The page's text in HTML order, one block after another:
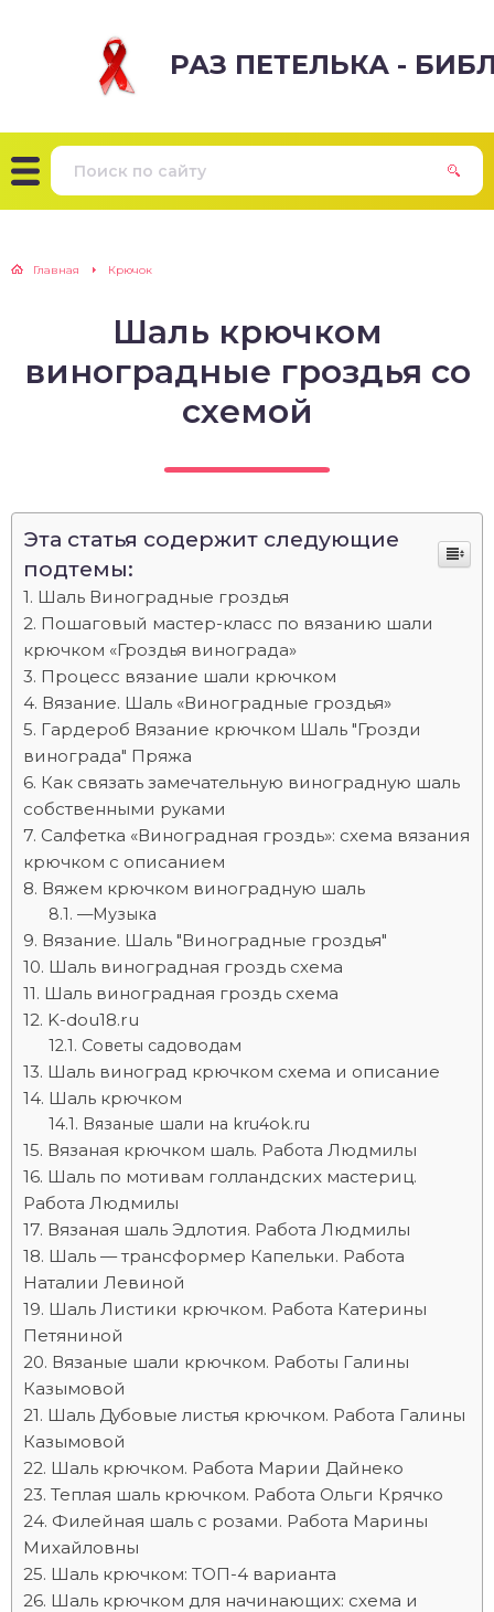
РАЗ ПЕТЕЛЬКА -
Главная Крючок
Шаль крючком
виноградные гроздья со
схемой
Эта статья содержит следующие
подтемы:
Шаль Виноградные гроздья
Пошаговый мастер-класс по вязанию шали
крючком «Гроздья винограда»
Процесс вязание шали крючком
Вязание. Шаль «Виноградные гроздья»
Гардероб Вязание крючком Шаль "Грозди
винограда" Пряжа
Как связать замечательную виноградную шаль
собственными руками
Салфетка «Виноградная гроздь»: схема вязания
крючком с описанием
Вяжем крючком виноградную шаль
—Музыка
Вязание. Шаль "Виноградные гроздья"
Шаль виноградная гроздь схема
Шаль виноградная гроздь схема
K-dou18.ru
Советы садоводам
Шаль виноград крючком схема и описание
Шаль крючком
Вязаные шали на kru4ok.ru
Вязаная крючком шаль. Работа Людмилы
Шаль по мотивам голландских мастериц.
Работа Людмилы
Вязаная шаль Эдлотия. Работа Людмилы
Шаль — трансформер Капельки. Работа
Наталии Левиной
Шаль Листики крючком. Работа Катерины
Петяниной
Вязаные шали крючком. Работы Галины
Казымовой
Шаль Дубовые листья крючком. Работа Галины
Казымовой
Шаль крючком. Работа Марии Дайнеко
Теплая шаль крючком. Работа Ольги Крячко
Филейная шаль с розами. Работа Марины
Михайловны
Шаль крючком: ТОП-4 варианта
Шаль крючком для начинающих: схема и